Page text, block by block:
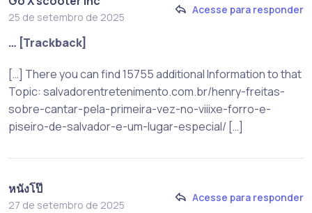
25 de setembro de 2025
Acesse para responder
… [Trackback]
[…] There you can find 15755 additional Information to that
Topic: salvadorentretenimento.com.br/henry-freitas-
sobre-cantar-pela-primeira-vez-no-viiixe-forro-e-
piseiro-de-salvador-e-um-lugar-especial/ […]
หนังโป๊
27 de setembro de 2025
Acesse para responder